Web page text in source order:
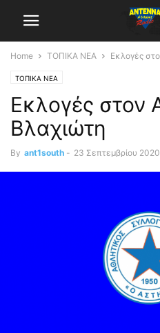
Home ΤΟΠΙΚΑ ΝΕΑ Εκλογές
ΤΟΠΙΚΑ ΝΕΑ
Εκλογές στον
Βλαχιώτη
By ant1south - 23 Σεπτεμβρίου 2020